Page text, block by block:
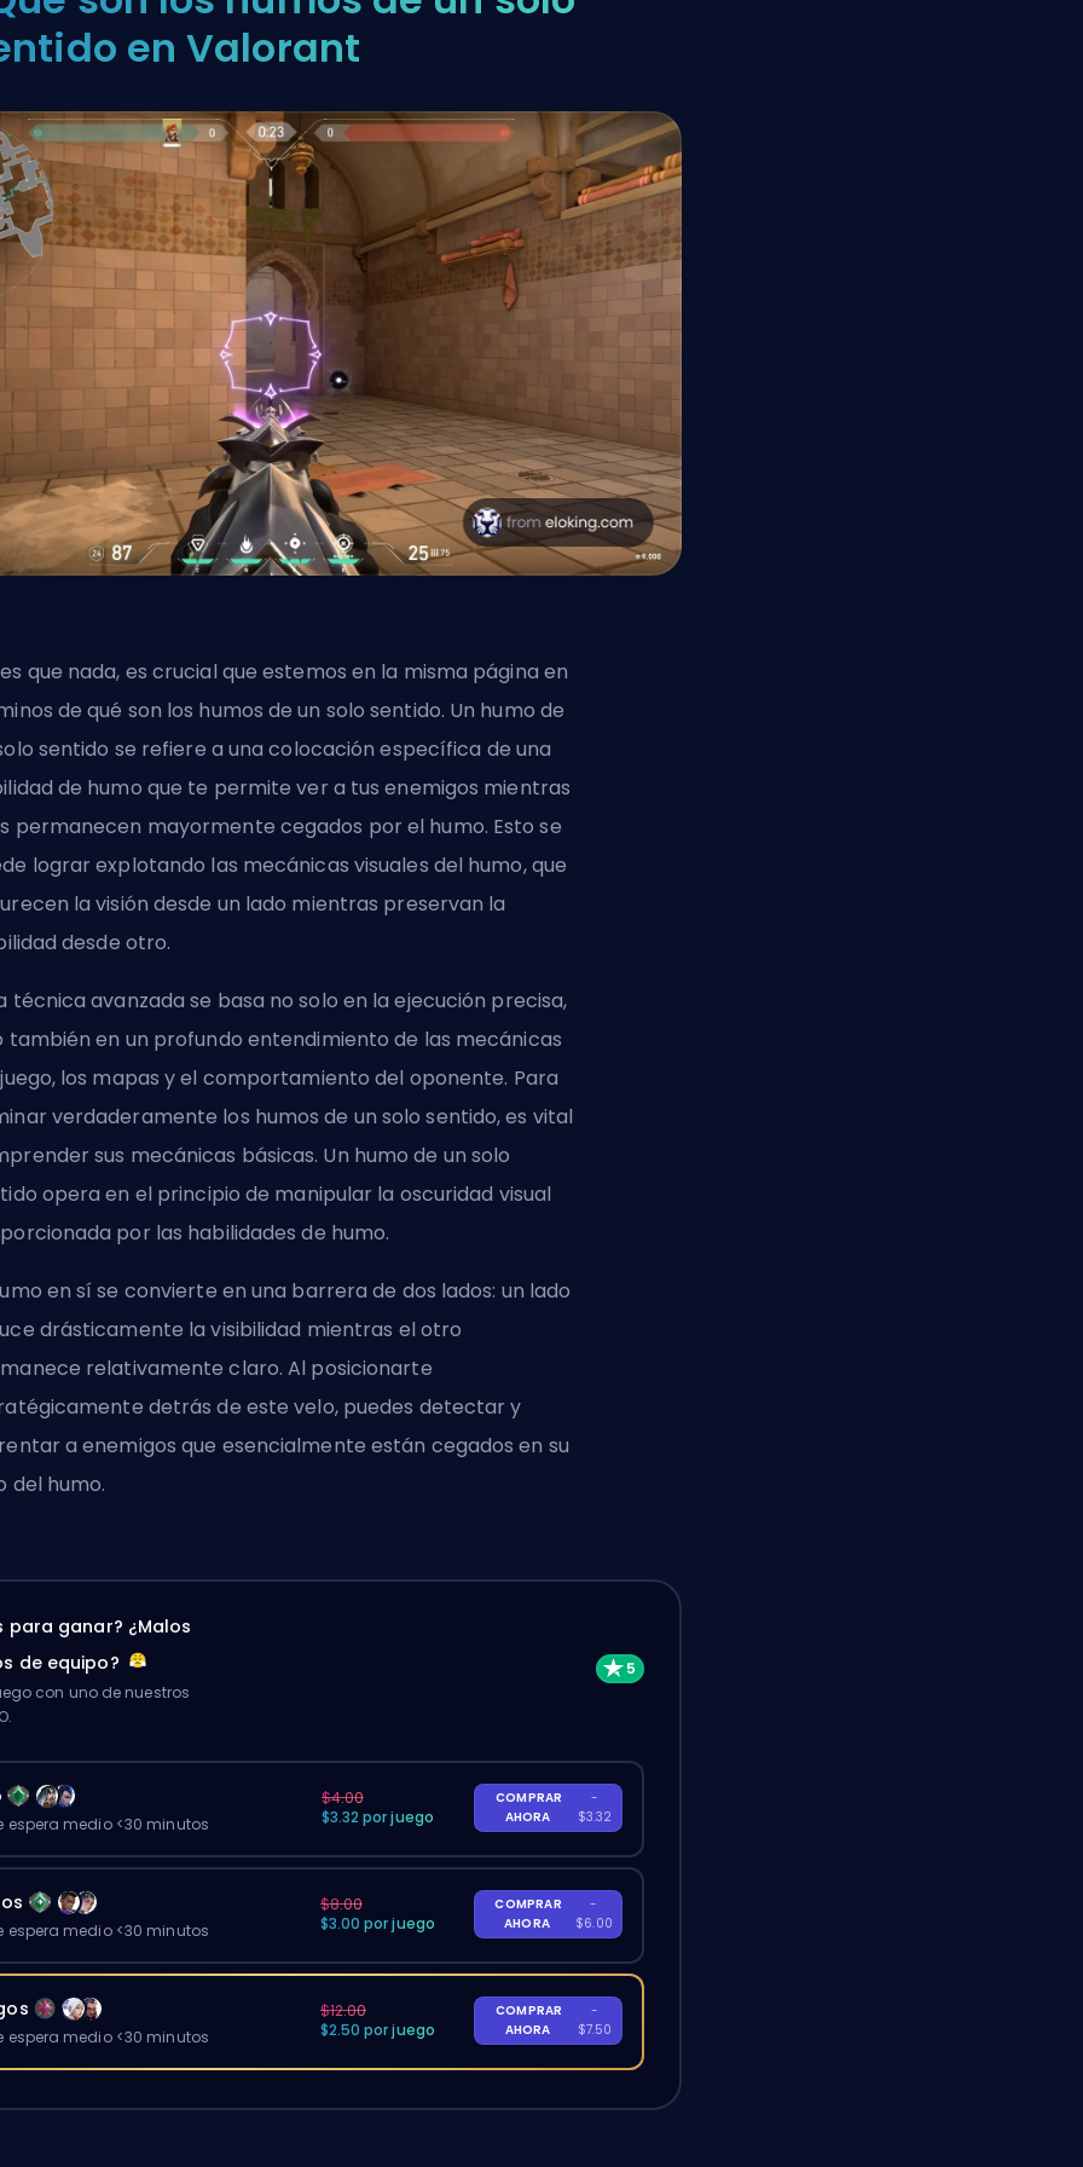
en Valorant
que nada, es crucial que estemos en la misma página en
de qué son los humos de un solo sentido. Un humo de
sentido se refiere a una colocación específica de una
de humo que te permite ver a tus enemigos mientras
permanecen mayormente cegados por el humo. Esto se
lograr explotando las mecánicas visuales del humo, que
la visión desde un lado mientras preservan la
desde otro.
técnica avanzada se basa no solo en la ejecución precisa,
también en un profundo entendimiento de las mecánicas
los mapas y el comportamiento del oponente. Para
verdaderamente los humos de un solo sentido, es vital
sus mecánicas básicas. Un humo de un solo
opera en el principio de manipular la oscuridad visual
por las habilidades de humo.
en sí se convierte en una barrera de dos lados: un lado
drásticamente la visibilidad mientras el otro
relativamente claro. Al posicionarte
detrás de este velo, puedes detectar y
a enemigos que esencialmente están cegados en su
del humo.
para ganar? ¿Malos
de equipo?
con uno de nuestros
espera medio <30 minutos
$4.00
$3.32 por juego
COMPRAR
AHORA
-
$3.32
espera medio <30 minutos
$8.00
$3.00 por juego
COMPRAR
AHORA
-
$6.00
espera medio <30 minutos
$12.00
$2.50 por juego
COMPRAR
AHORA
-
$7.50